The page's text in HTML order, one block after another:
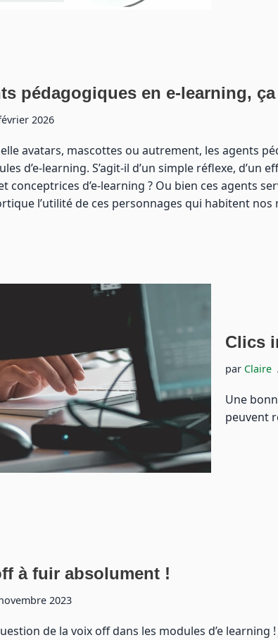
pédagogiques en e-learning,
2026
avatars, mascottes ou autrement, les agents
d’e-learning. S’agit-il d’un simple réflexe, d’un
conceptrices d’e-learning ? Ou bien ces agents
l’utilité de ces personnages qui habitent nos
Clics
par Claire
Une
peuvent
à fuir absolument !
2023
de la voix off dans les modules d’e learning !